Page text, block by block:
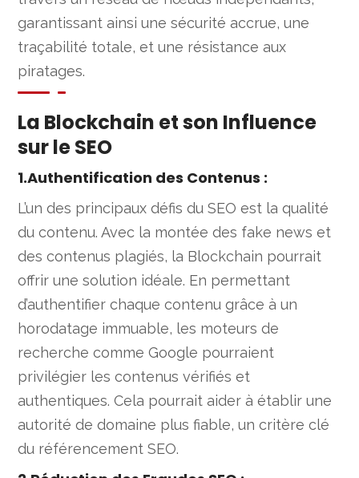
garantissant ainsi une sécurité accrue, une
traçabilité totale, et une résistance aux
piratages.
La Blockchain et son Influence
sur le SEO
1.Authentification des Contenus :
L’un des principaux défis du SEO est la qualité
du contenu. Avec la montée des fake news et
des contenus plagiés, la Blockchain pourrait
offrir une solution idéale. En permettant
d’authentifier chaque contenu grâce à un
horodatage immuable, les moteurs de
recherche comme Google pourraient
privilégier les contenus vérifiés et
authentiques. Cela pourrait aider à établir une
autorité de domaine plus fiable, un critère clé
du référencement SEO.